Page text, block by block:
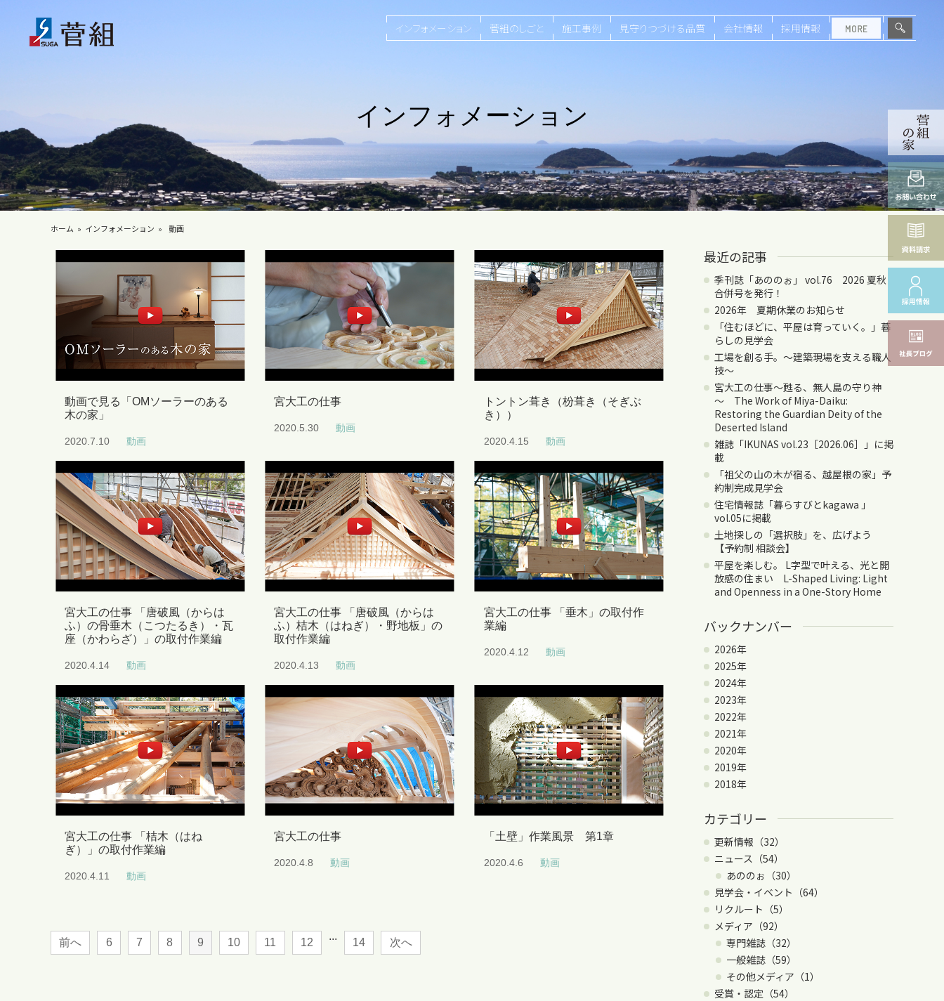
インフォメーション 菅組のしごと 施工事例 見守りつづける品質 会社情報 採用情報
インフォメーション
ホーム インフォメーション 動画
動画で見る「OMソーラーのある
木の家」
2020.7.10 動画
宮大工の仕事
2020.5.30 動画
トントン葺き（枌葺き（そぎぶ
き））
2020.4.15 動画
宮大工の仕事 「唐破風（からは
ふ）の骨垂木（こつたるき）・瓦
座（かわらざ）」の取付作業編
2020.4.14 動画
宮大工の仕事 「唐破風（からは
ふ）桔木（はねぎ）・野地板」の
取付作業編
2020.4.13 動画
宮大工の仕事 「垂木」の取付作
業編
2020.4.12 動画
宮大工の仕事 「桔木（はね
ぎ）」の取付作業編
2020.4.11 動画
宮大工の仕事
2020.4.8 動画
「土壁」作業風景 第1章
2020.4.6 動画
前へ 6 7 8 9 10 11 12
...
14 次へ
最近の記事
季刊誌「あののぉ」 vol.76 2026 夏秋
合併号を発行！
2026年 夏期休業のお知らせ
「住むほどに、平屋は育っていく。」暮
らしの見学会
工場を創る手。〜建築現場を支える職人
技〜
宮大工の仕事～甦る、無人島の守り神
～ The Work of Miya-Daiku:
Restoring the Guardian Deity of the
Deserted Island
雑誌「IKUNAS vol.23［2026.06］」に掲
載
「祖父の山の木が宿る、越屋根の家」予
約制完成見学会
住宅情報誌「暮らすびとkagawa 」
vol.05に掲載
土地探しの「選択肢」を、広げよう
【予約制 相談会】
平屋を楽しむ。 L字型で叶える、光と開
放感の住まい L-Shaped Living: Light
and Openness in a One-Story Home
バックナンバー
2026年
2025年
2024年
2023年
2022年
2021年
2020年
2019年
2018年
カテゴリー
更新情報（32）
ニュース（54）
あののぉ（30）
見学会・イベント（64）
リクルート（5）
メディア（92）
専門雑誌（32）
一般雑誌（59）
その他メディア（1）
受賞・認定（54）